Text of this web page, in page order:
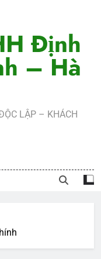
Định
– Hà
LẬP – KHÁCH